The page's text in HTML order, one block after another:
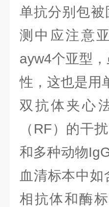
单抗分别包
测中应注意
ayw4个亚型
性，这也是用
双抗体夹心
（RF）的干
和多种动物
血清标本中
相抗体和酶